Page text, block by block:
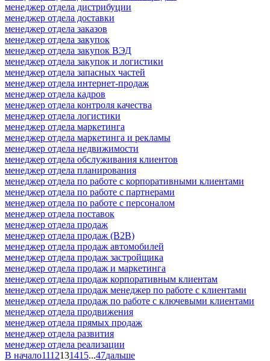
менеджер отдела дистрибуции
менеджер отдела доставки
менеджер отдела заказов
менеджер отдела закупок
менеджер отдела закупок ВЭД
менеджер отдела закупок и логистики
менеджер отдела запасных частей
менеджер отдела интернет-продаж
менеджер отдела кадров
менеджер отдела контроля качества
менеджер отдела логистики
менеджер отдела маркетинга
менеджер отдела маркетинга и рекламы
менеджер отдела недвижимости
менеджер отдела обслуживания клиентов
менеджер отдела планирования
менеджер отдела по работе с корпоративными клиентами
менеджер отдела по работе с партнерами
менеджер отдела по работе с персоналом
менеджер отдела поставок
менеджер отдела продаж
менеджер отдела продаж (B2B)
менеджер отдела продаж автомобилей
менеджер отдела продаж застройщика
менеджер отдела продаж и маркетинга
менеджер отдела продаж корпоративным клиентам
менеджер отдела продаж менеджер по работе с клиентами
менеджер отдела продаж по работе с ключевыми клиентами
менеджер отдела продвижения
менеджер отдела прямых продаж
менеджер отдела развития
менеджер отдела реализации
В начало1112131415...47дальше